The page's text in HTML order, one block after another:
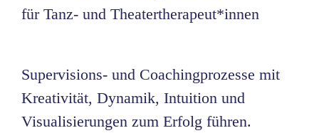
für Tanz- und Theatertherapeut*innen
Supervisions- und Coachingprozesse mit
Kreativität, Dynamik, Intuition und
Visualisierungen zum Erfolg führen.